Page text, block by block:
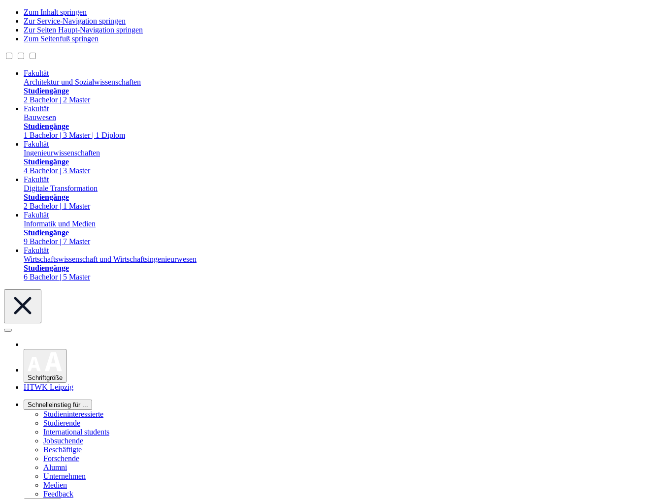
Zum Inhalt springen
Zur Service-Navigation springen
Zur Seiten Haupt-Navigation springen
Zum Seitenfuß springen
Fakultät
Architektur und Sozialwissenschaften
Studiengänge
2 Bachelor | 2 Master
Fakultät
Bauwesen
Studiengänge
1 Bachelor | 3 Master | 1 Diplom
Fakultät
Ingenieurwissenschaften
Studiengänge
4 Bachelor | 3 Master
Fakultät
Digitale Transformation
Studiengänge
2 Bachelor | 1 Master
Fakultät
Informatik und Medien
Studiengänge
9 Bachelor | 7 Master
Fakultät
Wirtschaftswissenschaft und Wirtschaftsingenieurwesen
Studiengänge
6 Bachelor | 5 Master
Schriftgröße
HTWK Leipzig
Schnelleinstieg für ...
Studieninteressierte
Studierende
International students
Jobsuchende
Beschäftigte
Forschende
Alumni
Unternehmen
Medien
Feedback